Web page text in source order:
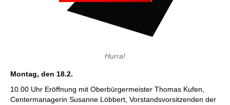
Hurra!
Montag, den 18.2.
10.00 Uhr Eröffnung mit Oberbürgermeister Thomas Kufen,
Centermanagerin Susanne Löbbert, Vorstandsvorsitzenden der